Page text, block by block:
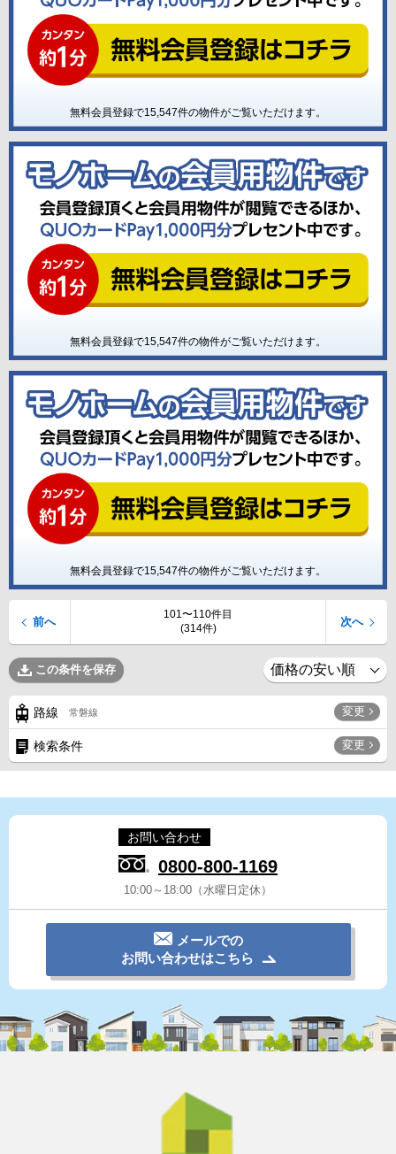
無料会員登録で15,547件の物件がご覧いただけます。
無料会員登録で15,547件の物件がご覧いただけます。
無料会員登録で15,547件の物件がご覧いただけます。
101〜110件目
(314件)
前へ 次へ
この条件を保存
路線 常磐線 変更
検索条件 変更
お問い合わせ
0800-800-1169
10:00～18:00（水曜日定休）
メールでの
お問い合わせはこちら